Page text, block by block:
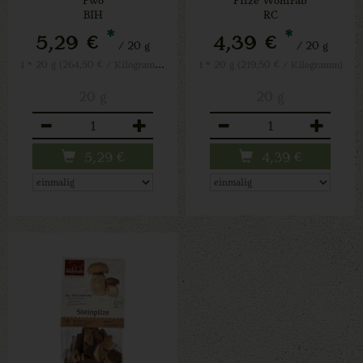
BIH
5,29 € * / 20 g
1 * 20 g (264,50 € / Kilogramm)
5,29 €
RC
4,39 € * / 20 g
4,39 €